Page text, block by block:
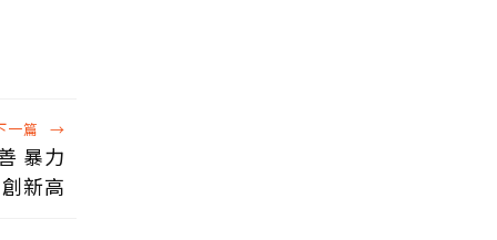
一篇 →
暴力
新高